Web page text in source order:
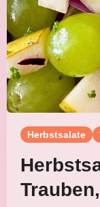
Herbstsalate